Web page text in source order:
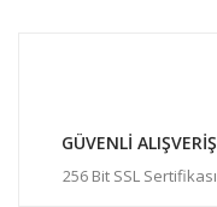
GÜVENLİ ALIŞVERİŞ
256 Bit SSL Sertifikası